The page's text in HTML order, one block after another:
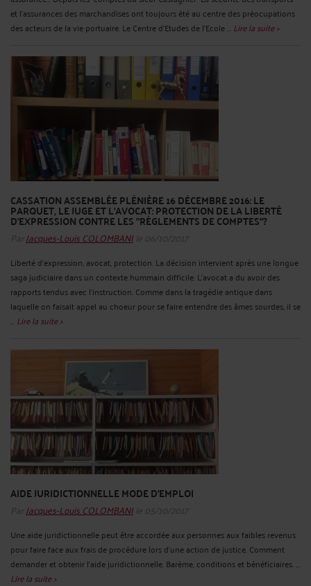
et l'assurances des marchandises ont toujours été au centre des préocupations
des acteurs de la vie portuaire. Le Centre d'Etudes de l'Ecole ... Lire la suite >
CASSATION ASSEMBLÉE PLÉNIÈRE 16 DÉCEMBRE 2016: LE
PARQUET, LE JUGE ET L'AVOCAT: PROTECTION DE LA LIBERTÉ
D'EXPRESSION CONTRE LES "RÈGLEMENTS DE COMPTES"?
Par Jacques-Louis COLOMBANI le 06/10/2017
Liberté d'expression, avocat, protection. La décision intervient après une longue
saga judiciaire dans un contexte hummain difficile. L'avocat a du avoir des
rapports tendus avec l'instruction. Comme dans la tragédie antique dans
laquelle on faisait appel au choeur pour se faire entendre des âmes sourdes, il se
... Lire la suite >
AIDE JURIDICTIONNELLE MODE D'EMPLOI
Par Jacques-Louis COLOMBANI le 05/10/2017
Une aide juridictionnelle peut être accordée aux personnes aux faibles revenus
pour faire face aux frais de procédure lors d'une action de justice. Comment
demander et obtenir l'aide juridictionnelle. Barème, conditions et bénéficiaires. ...
Lire la suite >